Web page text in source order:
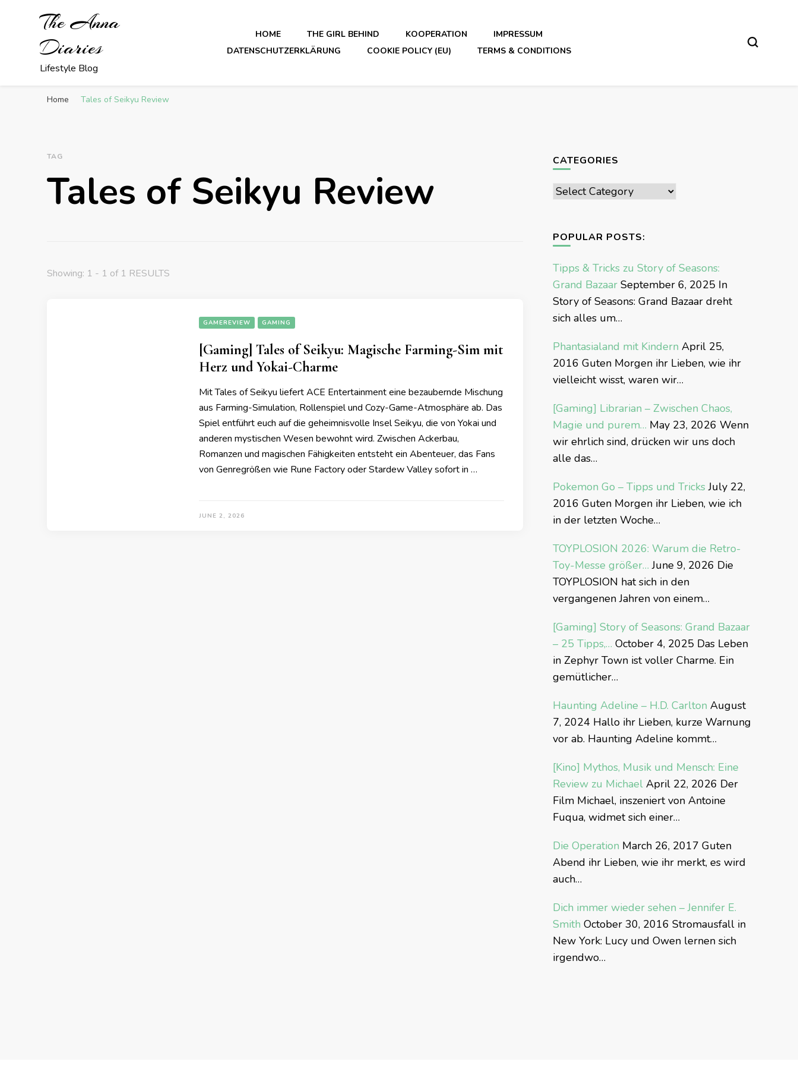
The Anna
Diaries
Lifestyle Blog
HOME THE GIRL BEHIND KOOPERATION
IMPRESSUM
DATENSCHUTZERKLÄRUNG
COOKIE POLICY (EU) TERMS & CONDITIONS
Home Tales of Seikyu Review
TAG
Tales of Seikyu Review
Showing: 1 - 1 of 1 RESULTS
GAMEREVIEW GAMING
[Gaming] Tales of Seikyu: Magische Farming-Sim mit
Herz und Yokai-Charme
Mit Tales of Seikyu liefert ACE Entertainment eine bezaubernde Mischung
aus Farming-Simulation, Rollenspiel und Cozy-Game-Atmosphäre ab. Das
Spiel entführt euch auf die geheimnisvolle Insel Seikyu, die von Yokai und
anderen mystischen Wesen bewohnt wird. Zwischen Ackerbau,
Romanzen und magischen Fähigkeiten entsteht ein Abenteuer, das Fans
von Genregrößen wie Rune Factory oder Stardew Valley sofort in …
JUNE 2, 2026
CATEGORIES
Categories
POPULAR POSTS:
Tipps & Tricks zu Story of Seasons:
Grand BazaarSeptember 6, 2025 In
Story of Seasons: Grand Bazaar dreht
sich alles um…
Phantasialand mit Kindern April 25,
2016 Guten Morgen ihr Lieben, wie ihr
vielleicht wisst, waren wir…
[Gaming] Librarian – Zwischen Chaos,
Magie und purem… May 23, 2026 Wenn
wir ehrlich sind, drücken wir uns doch
alle das…
Pokemon Go – Tipps und Tricks July 22,
2016 Guten Morgen ihr Lieben, wie ich
in der letzten Woche…
TOYPLOSION 2026: Warum die Retro-
Toy-Messe größer… June 9, 2026 Die
TOYPLOSION hat sich in den
vergangenen Jahren von einem…
[Gaming] Story of Seasons: Grand Bazaar
– 25 Tipps,… October 4, 2025 Das Leben
in Zephyr Town ist voller Charme. Ein
gemütlicher…
Haunting Adeline – H.D. Carlton August
7, 2024 Hallo ihr Lieben, kurze Warnung
vor ab. Haunting Adeline kommt…
[Kino] Mythos, Musik und Mensch: Eine
Review zu MichaelApril 22, 2026 Der
Film Michael, inszeniert von Antoine
Fuqua, widmet sich einer…
Die Operation March 26, 2017 Guten
Abend ihr Lieben, wie ihr merkt, es wird
auch…
Dich immer wieder sehen – Jennifer E.
Smith October 30, 2016 Stromausfall in
New York: Lucy und Owen lernen sich
irgendwo…